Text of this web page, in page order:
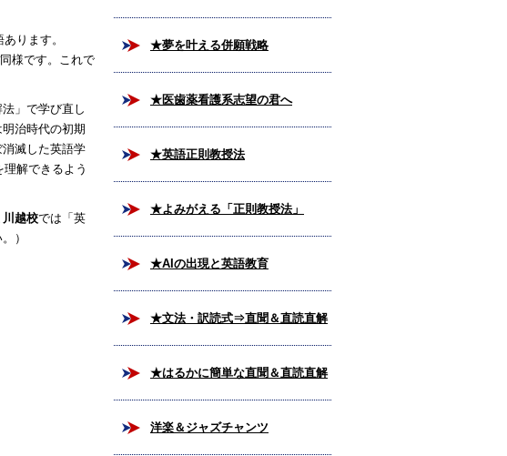
ります。
様です。これで
」で学び直し
治時代の初期
滅した英語学
解できるよう
川越校では「英
）
★夢を叶える併願戦略
★医歯薬看護系志望の君へ
★英語正則教授法
★よみがえる「正則教授法」
★AIの出現と英語教育
★文法・訳読式⇒直聞＆直読直解
法
★はるかに簡単な直聞＆直読直解
法
洋楽＆ジャズチャンツ